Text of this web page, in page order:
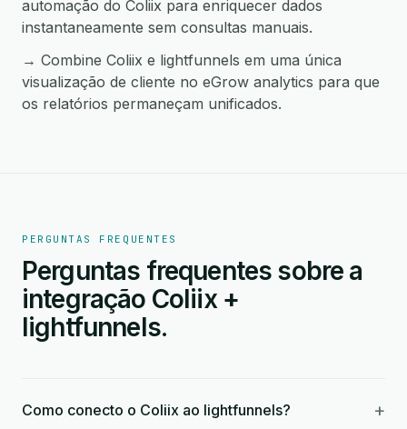
automação do Coliix para enriquecer dados
instantaneamente sem consultas manuais.
→ Combine Coliix e lightfunnels em uma única
visualização de cliente no eGrow analytics para que
os relatórios permaneçam unificados.
PERGUNTAS FREQUENTES
Perguntas frequentes sobre a
integração Coliix +
lightfunnels.
Como conecto o Coliix ao lightfunnels? +